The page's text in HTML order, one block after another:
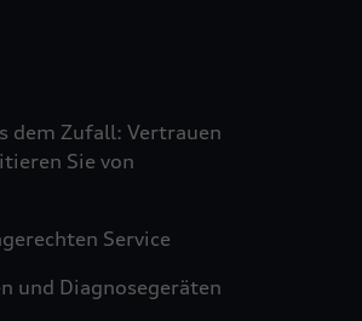
dem Zufall: Vertrauen
Sie von
Service
und Diagnosegeräten